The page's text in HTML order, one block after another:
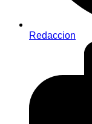
Redaccion